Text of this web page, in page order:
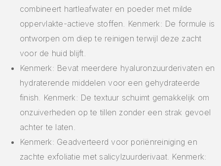
combineert hartleafwater en poeder met milde
oppervlakte-actieve stoffen. Kenmerk: De formule is
ontworpen om diep te reinigen terwijl deze zacht
voor de huid blijft.
Kenmerk: Bevat meerdere hyaluronzuurderivaten en
hydraterende middelen voor een gehydrateerde
finish. Kenmerk: De textuur schuimt gemakkelijk om
onzuiverheden op te tillen zonder een strak gevoel
achter te laten.
Kenmerk: Geadverteerd voor poriënreiniging en
zachte exfoliatie met salicylzuurderivaat. Kenmerk: